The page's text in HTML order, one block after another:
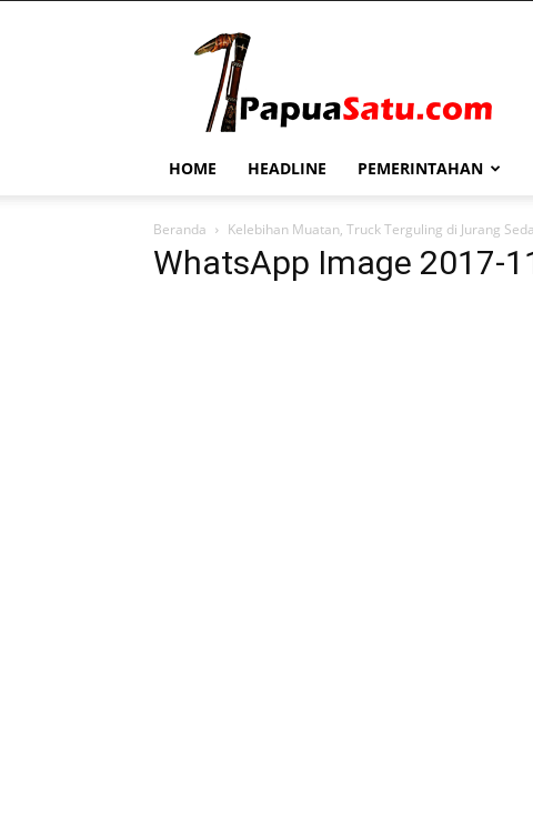
HOME HEADLINE PEMERINTAHAN
Beranda Kelebihan Muatan, Truck Terguling di Jurang
WhatsApp Image 2017-